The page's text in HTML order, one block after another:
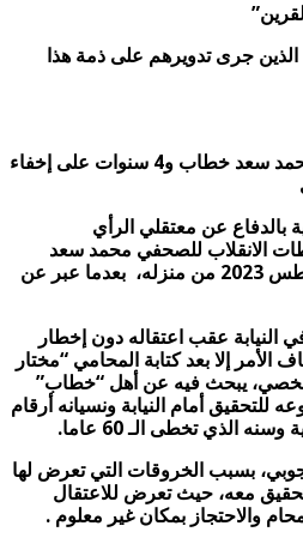
”
جرى تدويرهم على ذمة هذا
استمرار اعتقال الصحفي محمد سعد خطاب و4 سنوات على إخفاء
عن معتقلي الرأي
الانقلاب للصحفي محمد سعد
خطاب، مساء الاثنين 21 أغسطس 2023 من منزله، بعدما عبر عن
النيابة عقب اعتقاله دون إخطار
الأمر إلا بعد كتابة المحامي “مختار
يبحث فيه عن أهل “خطاب”
للتحقيق أمام النيابة ونسيانه أرقام
الذي تخطى الـ 60 عاما.
بسبب الخروقات التي تعرض لها
معه، حيث تعرض للاعتقال
والاحتجاز بمكان غير معلوم .